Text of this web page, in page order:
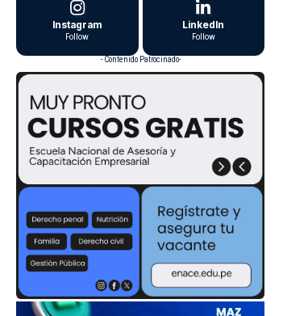
Instagram
Follow
LinkedIn
Follow
- Contenido Patrocinado-